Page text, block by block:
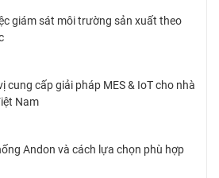
giám sát môi trường sản xuất theo
cung cấp giải pháp MES & IoT cho nhà
Nam
Andon và cách lựa chọn phù hợp